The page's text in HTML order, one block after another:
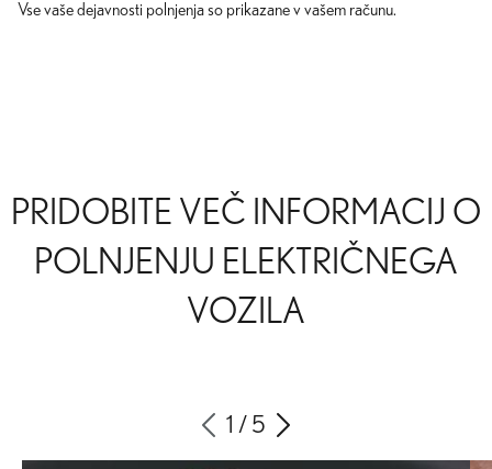
Vse vaše dejavnosti polnjenja so prikazane v vašem računu.
PRIDOBITE VEČ INFORMACIJ O
POLNJENJU ELEKTRIČNEGA
VOZILA
1 / 5